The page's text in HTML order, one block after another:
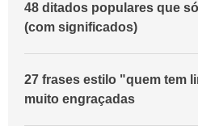
48 ditados populares que
(com significados)
27 frases estilo "quem tem
muito engraçadas